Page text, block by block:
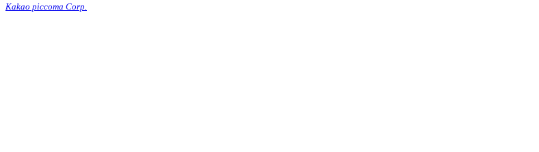
Kakao piccoma Corp.